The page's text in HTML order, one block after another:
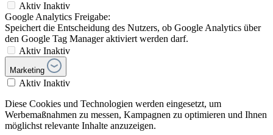
Aktiv Inaktiv
Google Analytics Freigabe:
Speichert die Entscheidung des Nutzers, ob Google Analytics über
den Google Tag Manager aktiviert werden darf.
Aktiv Inaktiv
Marketing
Aktiv Inaktiv
Diese Cookies und Technologien werden eingesetzt, um
Werbemaßnahmen zu messen, Kampagnen zu optimieren und Ihnen
möglichst relevante Inhalte anzuzeigen.